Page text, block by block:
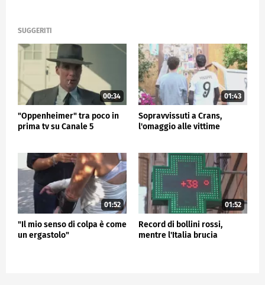
SUGGERITI
00:34
"Oppenheimer" tra poco in
prima tv su Canale 5
01:43
Sopravvissuti a Crans,
l'omaggio alle vittime
01:52
"Il mio senso di colpa è come
un ergastolo"
01:52
Record di bollini rossi,
mentre l'Italia brucia